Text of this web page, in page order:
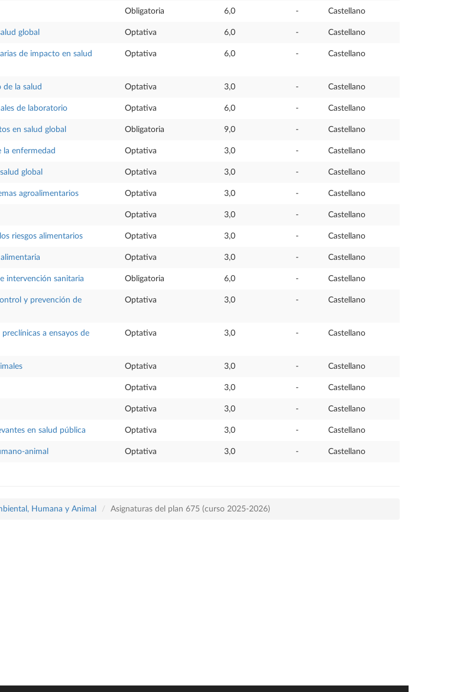
Obligatoria 6,0 - Castellano
global Optativa 6,0 - Castellano
de impacto en salud
Optativa 6,0 - Castellano
de la salud Optativa 3,0 - Castellano
de laboratorio Optativa 6,0 - Castellano
en salud global Obligatoria 9,0 - Castellano
la enfermedad Optativa 3,0 - Castellano
global Optativa 3,0 - Castellano
agroalimentarios Optativa 3,0 - Castellano
Optativa 3,0 - Castellano
riesgos alimentarios Optativa 3,0 - Castellano
Optativa 3,0 - Castellano
intervención sanitaria Obligatoria 6,0 - Castellano
y prevención de
Optativa 3,0 - Castellano
a ensayos de
Optativa 3,0 - Castellano
Optativa 3,0 - Castellano
Optativa 3,0 - Castellano
Optativa 3,0 - Castellano
en salud pública Optativa 3,0 - Castellano
animal Optativa 3,0 - Castellano
Humana y Animal Asignaturas del plan 675 (curso 2025-2026)